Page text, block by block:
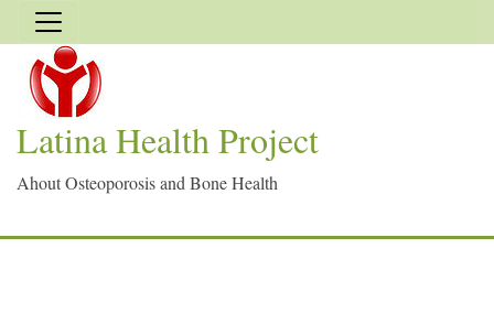
Latina Health Project
Ahout Osteoporosis and Bone Health